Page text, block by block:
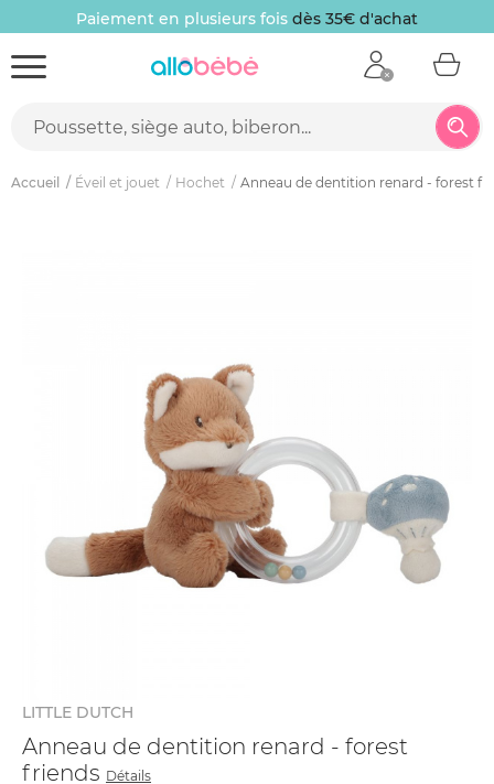
Paiement en plusieurs fois dès 35€ d'achat
Accueil Éveil et jouet Hochet Anneau de dentition renard - forest
LITTLE DUTCH
Anneau de dentition renard - forest
friends Détails